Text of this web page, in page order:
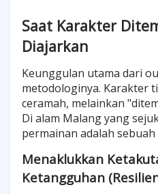
Saat Karakter
Diajarkan
Keunggulan utama dari
metodologinya. Karakter
ceramah, melainkan
Di alam Malang yang
permainan adalah sebuah
Menaklukkan
Ketangguhan